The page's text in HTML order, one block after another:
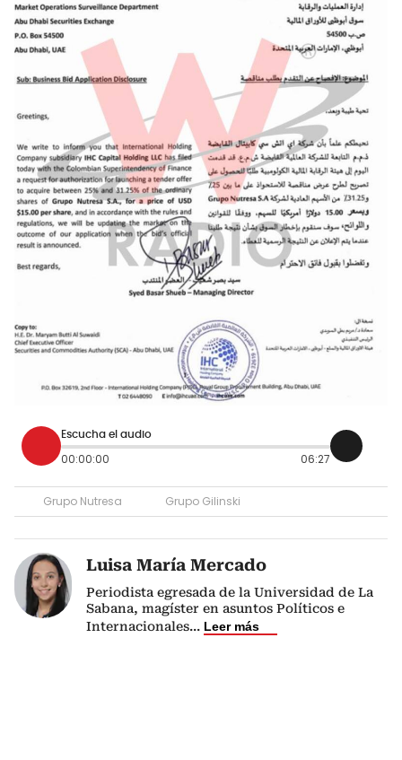
Escucha el audio
00:00:00 06:27
Grupo Nutresa Grupo Gilinski
Luisa María Mercado
Periodista egresada de la Universidad de La
Sabana, magíster en asuntos Políticos e
Internacionales... Leer más